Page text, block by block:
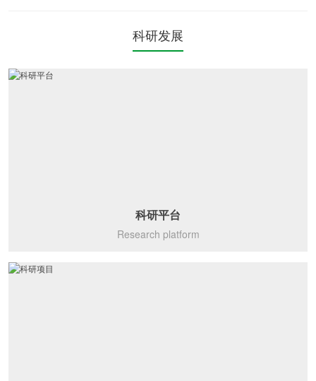
科研发展
科研平台
Research platform